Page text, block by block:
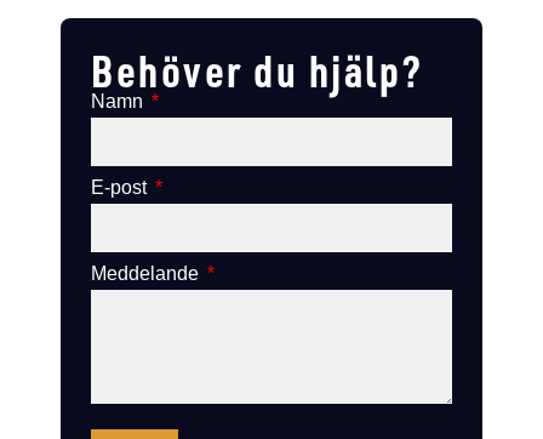
Behöver du hjälp?
Namn
E-post
Meddelande